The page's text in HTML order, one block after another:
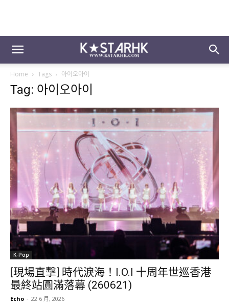
Home Tags 아이오아이
Tag: 아이오아이
K-Pop
[現場直擊] 時代淚海！I.O.I 十周年世巡香港
最終站圓滿落幕 (260621)
Echo - 22 6 月, 2026